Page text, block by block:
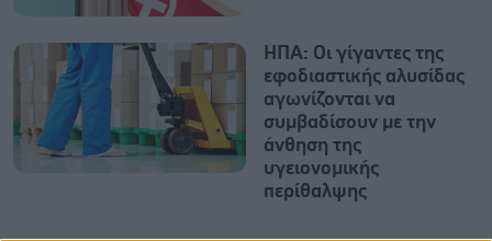
ΗΠΑ: Οι γίγαντες της
εφοδιαστικής αλυσίδας
αγωνίζονται να
συμβαδίσουν με την
άνθηση της
υγειονομικής
περίθαλψης